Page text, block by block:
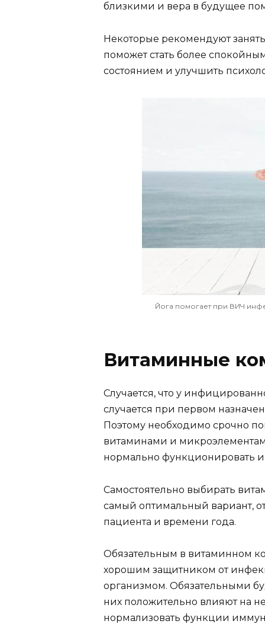
близкими и вера в будущее
Некоторые рекомендуют
поможет стать более
состоянием и улучшить
Йога помогает при ВИЧ
Витаминные
Случается, что у
случается при первом
Поэтому необходимо срочно
витаминами и
нормально функционировать и
Самостоятельно выбирать
самый оптимальный вариант,
пациента и времени года.
Обязательным в витаминном
хорошим защитником от
организмом. Обязательными
них положительно влияют на
нормализовать функции